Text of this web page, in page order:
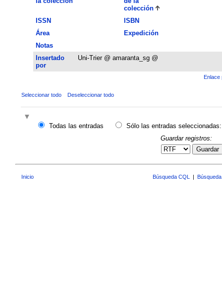
colección
ISSN
ISBN
Área
Expedición
Notas
Insertado
por
Uni-Trier @ amaranta_sg @
Enlace
Seleccionar todo Deseleccionar todo
Todas las entradas
Sólo las entradas seleccionadas:
Guardar registros:
Guardar
Inicio Búsqueda CQL